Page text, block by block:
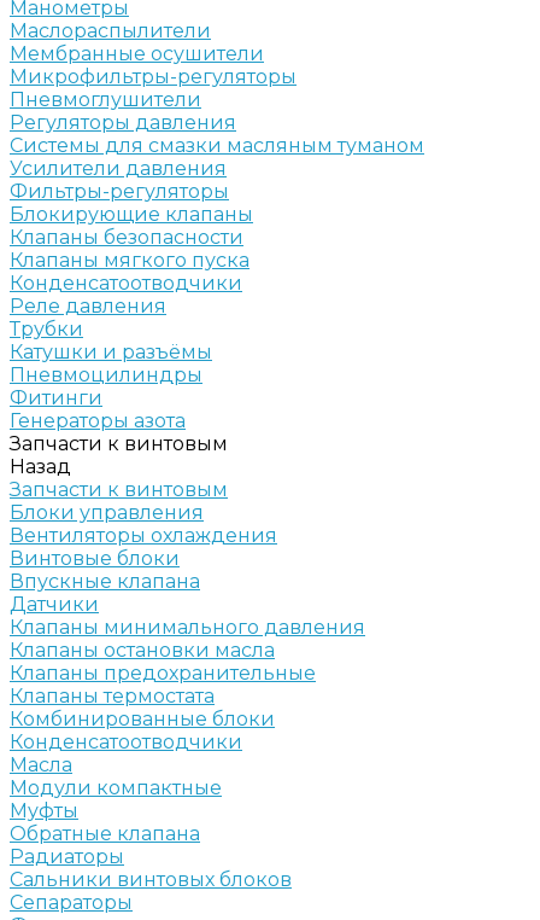
Манометры
Маслораспылители
Мембранные осушители
Микрофильтры-регуляторы
Пневмоглушители
Регуляторы давления
Системы для смазки масляным туманом
Усилители давления
Фильтры-регуляторы
Блокирующие клапаны
Клапаны безопасности
Клапаны мягкого пуска
Конденсатоотводчики
Реле давления
Трубки
Катушки и разъёмы
Пневмоцилиндры
Фитинги
Генераторы азота
Запчасти к винтовым
Назад
Запчасти к винтовым
Блоки управления
Вентиляторы охлаждения
Винтовые блоки
Впускные клапана
Датчики
Клапаны минимального давления
Клапаны остановки масла
Клапаны предохранительные
Клапаны термостата
Комбинированные блоки
Конденсатоотводчики
Масла
Модули компактные
Муфты
Обратные клапана
Радиаторы
Сальники винтовых блоков
Сепараторы